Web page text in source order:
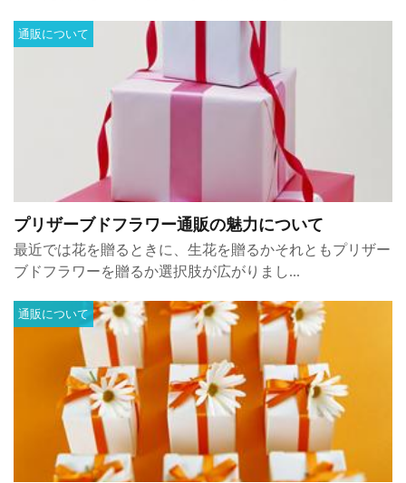
プリザーブドフラワー通販の魅力について
通販について
最近では花を贈るときに、生花を贈るかそれともプリザー
ブドフラワーを贈るか選択肢が広がりまし...
通販について